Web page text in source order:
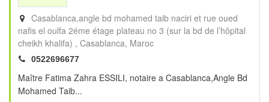
Casablanca,angle bd mohamed taib naciri et rue oued
nafis el oulfa 2éme étage plateau no 3 (sur la bd de l’hôpital
cheikh khalifa)
Casablanca Maroc
0522696677
Maître Fatima Zahra ESSILI, notaire a Casablanca,Angle Bd
Mohamed Taib...